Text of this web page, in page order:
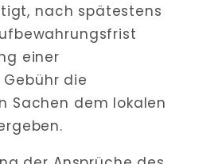
nach spätestens
einer
die
Sachen dem lokalen